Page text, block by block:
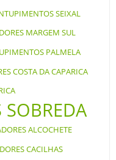
SEIXAL
MARGEM SUL
PALMELA
COSTA DA CAPARICA
SOBREDA
ALCOCHETE
CACILHAS